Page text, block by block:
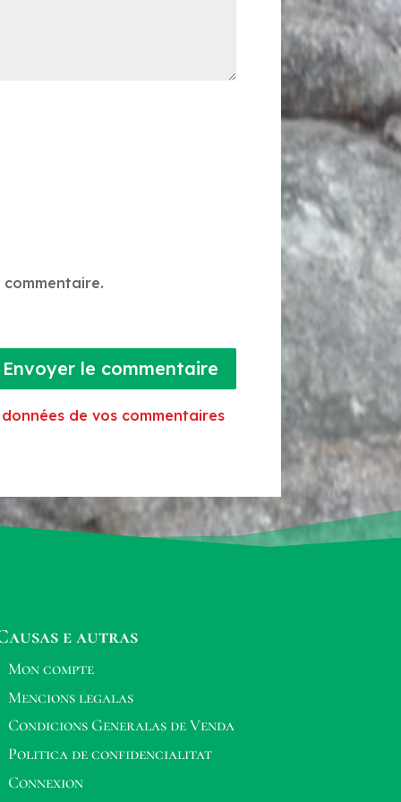
Envoyer le commentaire
de vos commentaires
e autras
Mon compte
Mencions legalas
Condicions Generalas de Venda
Politica de confidencialitat
Connexion